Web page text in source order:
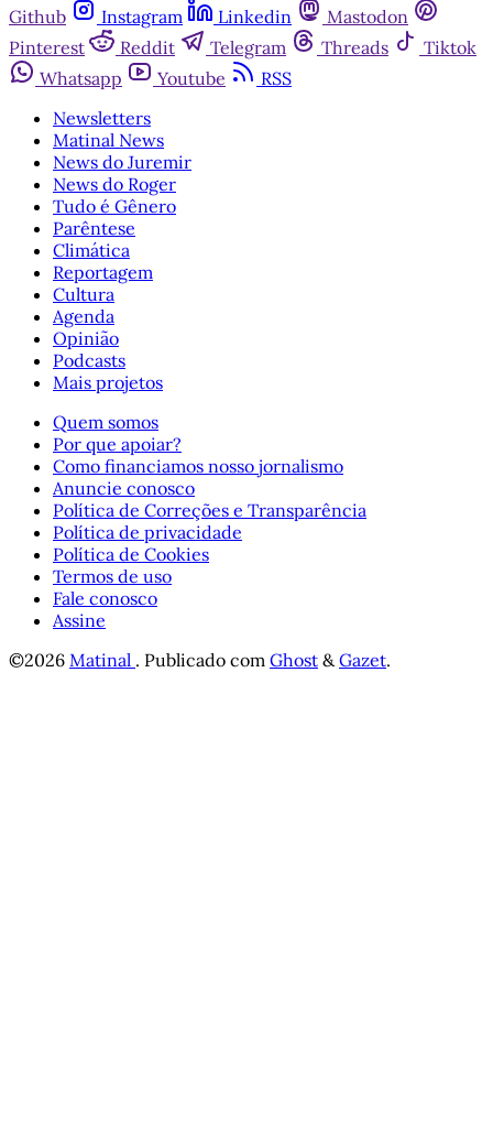
Github
Instagram Linkedin
Mastodon
Pinterest
Reddit Telegram Threads
Tiktok
Whatsapp
Youtube
RSS
Newsletters
Matinal News
News do Juremir
News do Roger
Tudo é Gênero
Parêntese
Climática
Reportagem
Cultura
Agenda
Opinião
Podcasts
Mais projetos
Quem somos
Por que apoiar?
Como financiamos nosso jornalismo
Anuncie conosco
Política de Correções e Transparência
Política de privacidade
Política de Cookies
Termos de uso
Fale conosco
Assine
©2026 Matinal . Publicado com Ghost &Gazet.